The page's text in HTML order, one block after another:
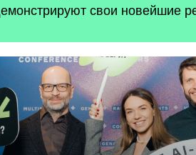
свои новейшие